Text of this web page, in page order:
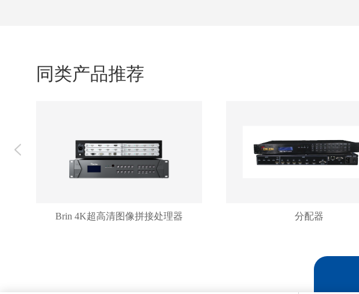
同类产品推荐
Brin 4K超高清图像拼接处理器 分配器